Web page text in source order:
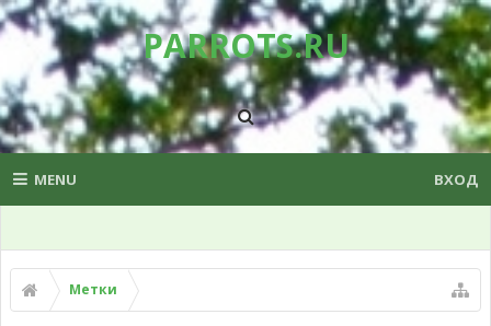
PARROTS.RU
MENU ВХОД
Метки